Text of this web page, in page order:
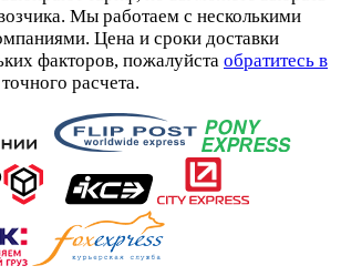
Мы работаем с несколькими
Цена и сроки доставки
факторов, пожалуйста обратитесь в
расчета.